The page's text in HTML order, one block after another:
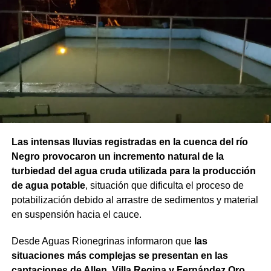
Las intensas lluvias registradas en la cuenca del río
Negro provocaron un incremento natural de la
turbiedad del agua cruda utilizada para la producción
de agua potable, situación que dificulta el proceso de
potabilización debido al arrastre de sedimentos y material
en suspensión hacia el cauce.
Desde Aguas Rionegrinas informaron que las
situaciones más complejas se presentan en las